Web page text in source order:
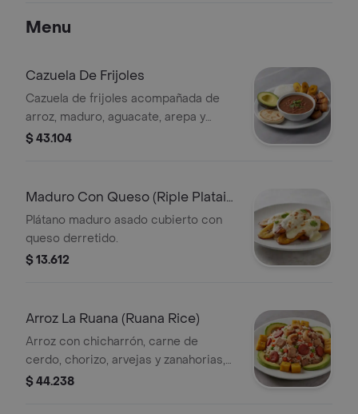
Menu
Cazuela De Frijoles
Cazuela de frijoles acompañada de
arroz, maduro, aguacate, arepa y
chicharrón.
$ 43.104
Maduro Con Queso (Riple Platain
With Cheese)
Plátano maduro asado cubierto con
queso derretido.
$ 13.612
Arroz La Ruana (Ruana Rice)
Arroz con chicharrón, carne de
cerdo, chorizo, arvejas y zanahorias,
acompañado de maduro y aguacate.
$ 44.238